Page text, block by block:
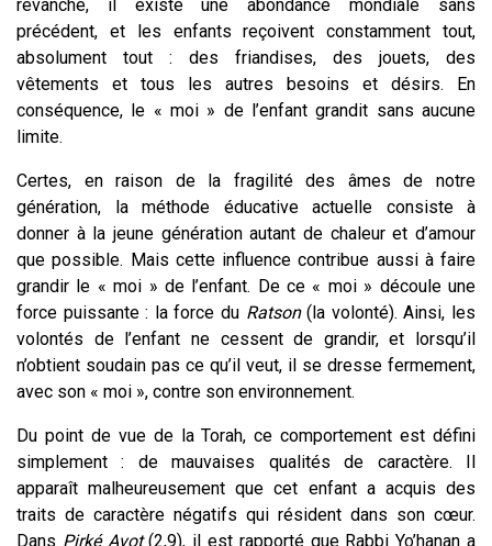
revanche, il existe une abondance mondiale sans
précédent, et les enfants reçoivent constamment tout,
absolument tout : des friandises, des jouets, des
vêtements et tous les autres besoins et désirs. En
conséquence, le « moi » de l’enfant grandit sans aucune
limite.
Certes, en raison de la fragilité des âmes de notre
génération, la méthode éducative actuelle consiste à
donner à la jeune génération autant de chaleur et d’amour
que possible. Mais cette influence contribue aussi à faire
grandir le « moi » de l’enfant. De ce « moi » découle une
force puissante : la force du Ratson(la volonté). Ainsi, les
volontés de l’enfant ne cessent de grandir, et lorsqu’il
n’obtient soudain pas ce qu’il veut, il se dresse fermement,
avec son « moi », contre son environnement.
Du point de vue de la Torah, ce comportement est défini
simplement : de mauvaises qualités de caractère. Il
apparaît malheureusement que cet enfant a acquis des
traits de caractère négatifs qui résident dans son cœur.
Dans Pirké Avot(2,9), il est rapporté que Rabbi Yo’hanan a